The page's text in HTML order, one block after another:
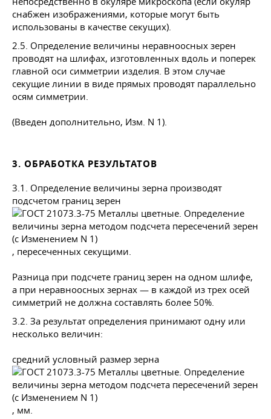
снабжен изображениями, которые могут быть
использованы в качестве секущих).
2.5. Определение величины неравноосных зерен
проводят на шлифах, изготовленных вдоль и поперек
главной оси симметрии изделия. В этом случае
секущие линии в виде прямых проводят параллельно
осям симметрии.
(Введен дополнительно, Изм. N 1).
3. ОБРАБОТКА РЕЗУЛЬТАТОВ
3.1. Определение величины зерна производят
подсчетом границ зерен
, пересеченных секущими.
Разница при подсчете границ зерен на одном шлифе,
а при неравноосных зернах — в каждой из трех осей
симметрий не должна составлять более 50%.
3.2. За результат определения принимают одну или
несколько величин:
средний условный размер зерна
, мм.